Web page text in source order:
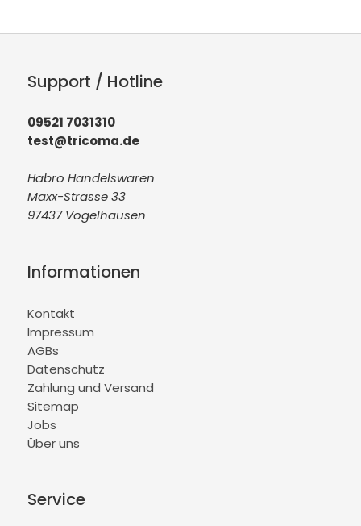
Support / Hotline
09521 7031310
test@tricoma.de
Habro Handelswaren
Maxx-Strasse 33
97437 Vogelhausen
Informationen
Kontakt
Impressum
AGBs
Datenschutz
Zahlung und Versand
Sitemap
Jobs
Über uns
Service